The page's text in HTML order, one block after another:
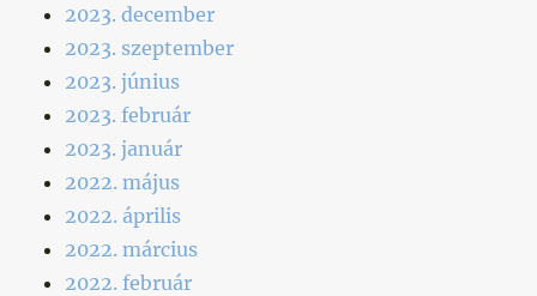
2023. december
2023. szeptember
2023. június
2023. február
2023. január
2022. május
2022. április
2022. március
2022. február